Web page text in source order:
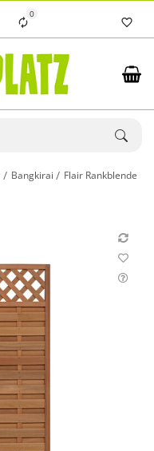
0
Bangkirai Flair Rankblende